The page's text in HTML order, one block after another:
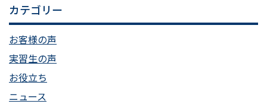
カテゴリー
お客様の声
実習生の声
お役立ち
ニュース